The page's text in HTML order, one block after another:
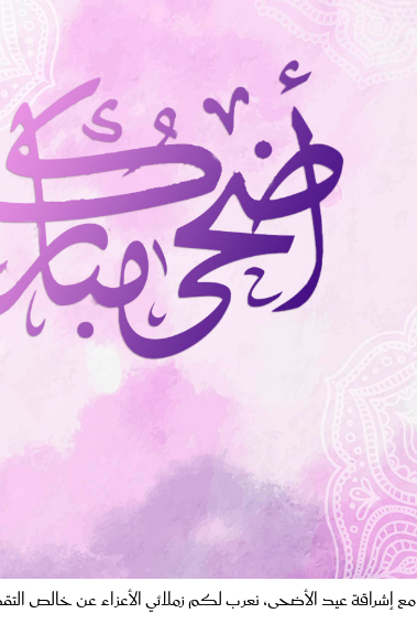
مع إشراقة عيد الأضحى، نعرب لكم زملائي الأعزاء عن خالص